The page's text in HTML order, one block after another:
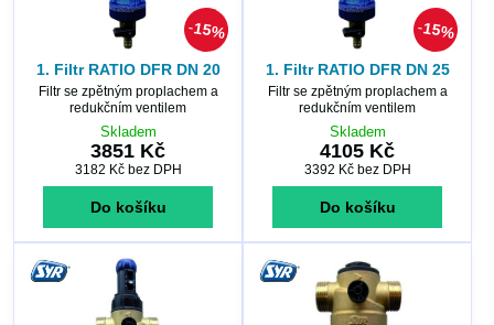
15%
1. Filtr RATIO DFR DN 20
Filtr se zpětným proplachem a
redukčním ventilem
Skladem
3851 Kč
3182 Kč bez DPH
Do košíku
15%
1. Filtr RATIO DFR DN 25
Filtr se zpětným proplachem a
redukčním ventilem
Skladem
4105 Kč
3392 Kč bez DPH
Do košíku